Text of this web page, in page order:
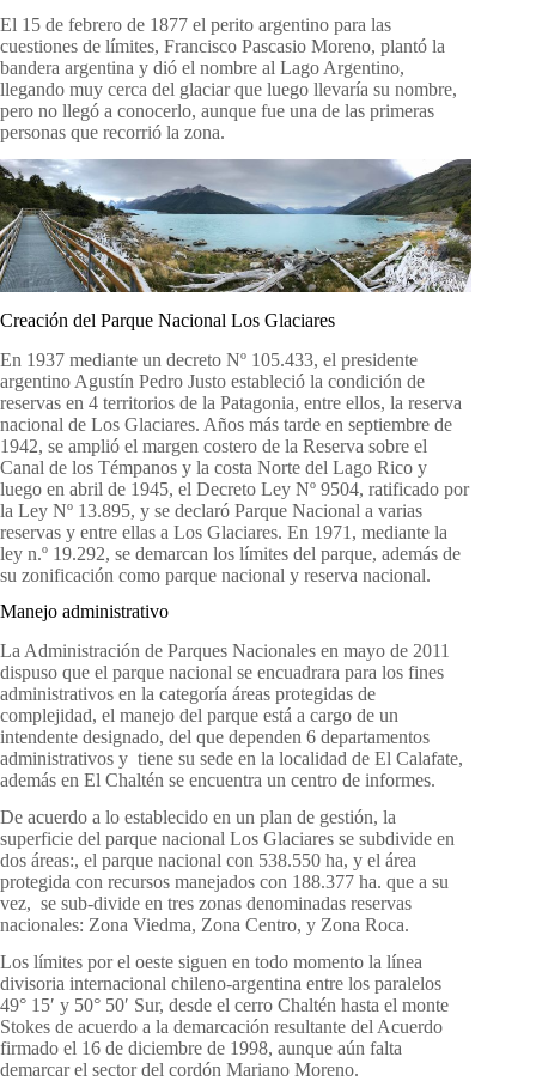
El 15 de febrero de 1877 el perito argentino para las
cuestiones de límites, Francisco Pascasio Moreno, plantó la
bandera argentina y dió el nombre al Lago Argentino,
llegando muy cerca del glaciar que luego llevaría su nombre,
pero no llegó a conocerlo, aunque fue una de las primeras
personas que recorrió la zona.
Creación del Parque Nacional Los Glaciares
En 1937 mediante un decreto Nº 105.433, el presidente
argentino Agustín Pedro Justo estableció la condición de
reservas en 4 territorios de la Patagonia, entre ellos, la reserva
nacional de Los Glaciares. Años más tarde en septiembre de
1942, se amplió el margen costero de la Reserva sobre el
Canal de los Témpanos y la costa Norte del Lago Rico y
luego en abril de 1945, el Decreto Ley Nº 9504, ratificado por
la Ley Nº 13.895, y se declaró Parque Nacional a varias
reservas y entre ellas a Los Glaciares. En 1971, mediante la
ley n.º 19.292, se demarcan los límites del parque, además de
su zonificación como parque nacional y reserva nacional.
Manejo administrativo
La Administración de Parques Nacionales en mayo de 2011
dispuso que el parque nacional se encuadrara para los fines
administrativos en la categoría áreas protegidas de
complejidad, el manejo del parque está a cargo de un
intendente designado, del que dependen 6 departamentos
administrativos y tiene su sede en la localidad de El Calafate,
además en El Chaltén se encuentra un centro de informes.
De acuerdo a lo establecido en un plan de gestión, la
superficie del parque nacional Los Glaciares se subdivide en
dos áreas:, el parque nacional con 538.550 ha, y el área
protegida con recursos manejados con 188.377 ha. que a su
vez, se sub-divide en tres zonas denominadas reservas
nacionales: Zona Viedma, Zona Centro, y Zona Roca.
Los límites por el oeste siguen en todo momento la línea
divisoria internacional chileno-argentina entre los paralelos
49° 15′ y 50° 50′ Sur, desde el cerro Chaltén hasta el monte
Stokes de acuerdo a la demarcación resultante del Acuerdo
firmado el 16 de diciembre de 1998, aunque aún falta
demarcar el sector del cordón Mariano Moreno.